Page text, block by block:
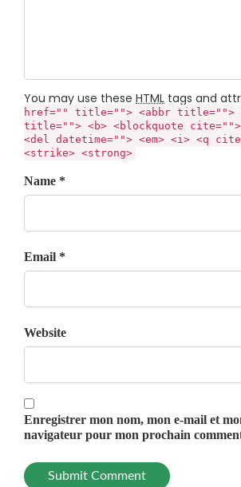
You may use these HTML tags and
href="" title=""> <abbr title="">
title=""> <b> <blockquote cite="">
<del datetime=""> <em> <i> <q
<strike> <strong>
Name *
Email *
Website
Enregistrer mon nom, mon e-mail et
navigateur pour mon prochain